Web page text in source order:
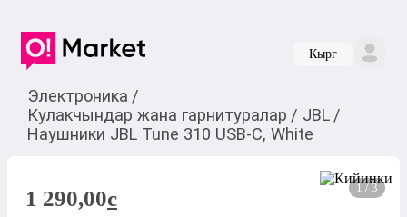
Кырг
Электроника /
Кулакчындар жана гарнитуралар / JBL /
Наушники JBL Tune 310 USB-C, White
1 / 3
1 290,00c